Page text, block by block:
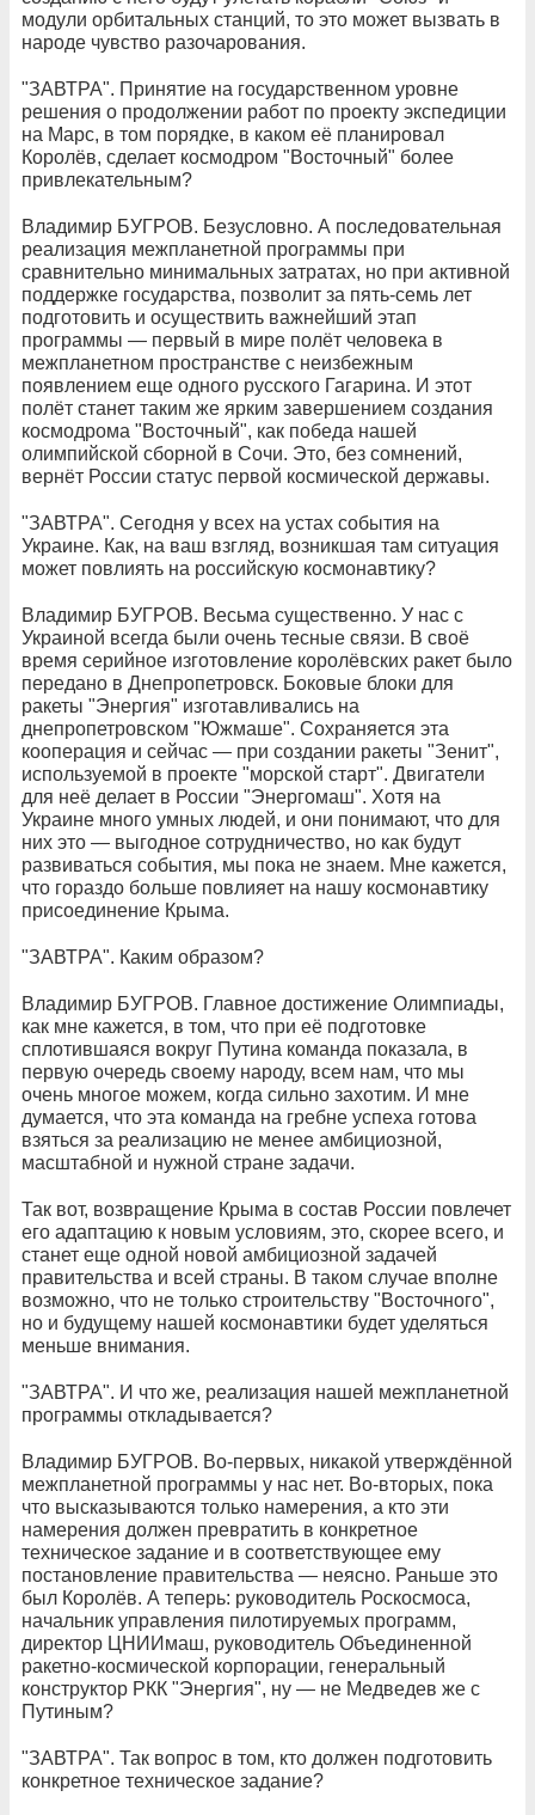
модули орбитальных станций, то это может вызвать в
народе чувство разочарования.
"ЗАВТРА". Принятие на государственном уровне
решения о продолжении работ по проекту экспедиции
на Марс, в том порядке, в каком её планировал
Королёв, сделает космодром "Восточный" более
привлекательным?
Владимир БУГРОВ. Безусловно. А последовательная
реализация межпланетной программы при
сравнительно минимальных затратах, но при активной
поддержке государства, позволит за пять-семь лет
подготовить и осуществить важнейший этап
программы — первый в мире полёт человека в
межпланетном пространстве с неизбежным
появлением еще одного русского Гагарина. И этот
полёт станет таким же ярким завершением создания
космодрома "Восточный", как победа нашей
олимпийской сборной в Сочи. Это, без сомнений,
вернёт России статус первой космической державы.
"ЗАВТРА". Сегодня у всех на устах события на
Украине. Как, на ваш взгляд, возникшая там ситуация
может повлиять на российскую космонавтику?
Владимир БУГРОВ. Весьма существенно. У нас с
Украиной всегда были очень тесные связи. В своё
время серийное изготовление королёвских ракет было
передано в Днепропетровск. Боковые блоки для
ракеты "Энергия" изготавливались на
днепропетровском "Южмаше". Сохраняется эта
кооперация и сейчас — при создании ракеты "Зенит",
используемой в проекте "морской старт". Двигатели
для неё делает в России "Энергомаш". Хотя на
Украине много умных людей, и они понимают, что для
них это — выгодное сотрудничество, но как будут
развиваться события, мы пока не знаем. Мне кажется,
что гораздо больше повлияет на нашу космонавтику
присоединение Крыма.
"ЗАВТРА". Каким образом?
Владимир БУГРОВ. Главное достижение Олимпиады,
как мне кажется, в том, что при её подготовке
сплотившаяся вокруг Путина команда показала, в
первую очередь своему народу, всем нам, что мы
очень многое можем, когда сильно захотим. И мне
думается, что эта команда на гребне успеха готова
взяться за реализацию не менее амбициозной,
масштабной и нужной стране задачи.
Так вот, возвращение Крыма в состав России повлечет
его адаптацию к новым условиям, это, скорее всего, и
станет еще одной новой амбициозной задачей
правительства и всей страны. В таком случае вполне
возможно, что не только строительству "Восточного",
но и будущему нашей космонавтики будет уделяться
меньше внимания.
"ЗАВТРА". И что же, реализация нашей межпланетной
программы откладывается?
Владимир БУГРОВ. Во-первых, никакой утверждённой
межпланетной программы у нас нет. Во-вторых, пока
что высказываются только намерения, а кто эти
намерения должен превратить в конкретное
техническое задание и в соответствующее ему
постановление правительства — неясно. Раньше это
был Королёв. А теперь: руководитель Роскосмоса,
начальник управления пилотируемых программ,
директор ЦНИИмаш, руководитель Объединенной
ракетно-космической корпорации, генеральный
конструктор РКК "Энергия", ну — не Медведев же с
Путиным?
"ЗАВТРА". Так вопрос в том, кто должен подготовить
конкретное техническое задание?